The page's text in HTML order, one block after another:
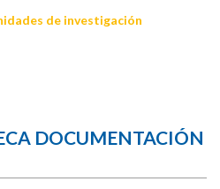
de investigación
DOCUMENTACIÓN